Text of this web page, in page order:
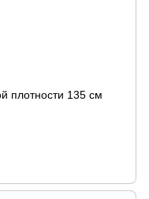
135 см